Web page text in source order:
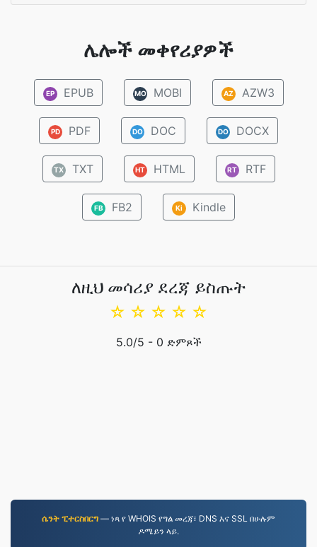
ሌሎች መቀየሪያዎች
EP EPUB MO MOBI AZ AZW3
PD PDF DO DOC DO DOCX
TX TXT HT HTML RT RTF
FB FB2 Ki Kindle
ለዚህ መሳሪያ ደረጃ ይስጡት
☆
☆
☆
☆
☆
5.0/5 - 0 ድምጾች
ሴንት ፒተርስበርግ — ነጻ የ WHOIS የግል መረጃ፣ DNS እና SSL በሁሉም
ዶሜይን ላይ.